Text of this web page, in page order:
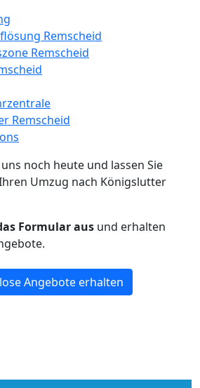
Remscheid
Remscheid
Remscheid
noch heute und lassen Sie
Umzug nach Königslutter
Formular aus und erhalten
Angebote erhalten